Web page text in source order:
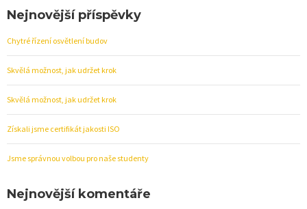
Nejnovější příspěvky
Chytré řízení osvětlení budov
Skvělá možnost, jak udržet krok
Skvělá možnost, jak udržet krok
Získali jsme certifikát jakosti ISO
Jsme správnou volbou pro naše studenty
Nejnovější komentáře